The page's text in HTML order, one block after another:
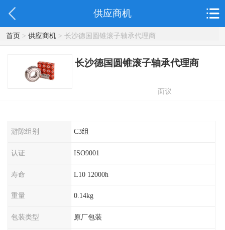
供应商机
首页> 供应商机> 长沙德国圆锥滚子轴承代理商
长沙德国圆锥滚子轴承代理商
面议
游隙组别 C3组
认证 ISO9001
寿命 L10 12000h
重量 0.14kg
包装类型 原厂包装